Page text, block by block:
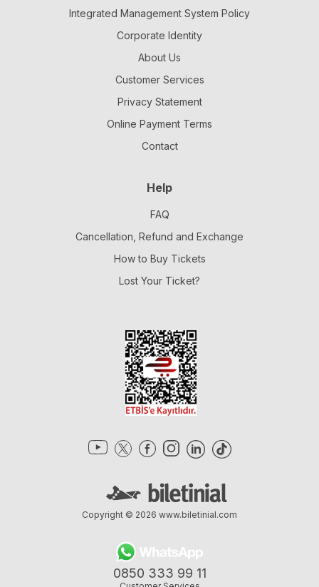
Integrated Management System Policy
Corporate Identity
About Us
Customer Services
Privacy Statement
Online Payment Terms
Contact
Help
FAQ
Cancellation, Refund and Exchange
How to Buy Tickets
Lost Your Ticket?
0850 333 99 11
Copyright © 2026 www.biletinial.com